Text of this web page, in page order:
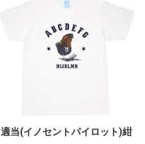
適当(イノセントパイロット)紺